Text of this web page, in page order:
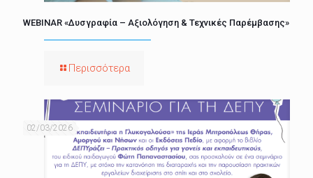
WEBINAR «Δυσγραφία – Αξιολόγηση & Τεχνικές Παρέμβασης»
Περισσότερα
02/03/2026